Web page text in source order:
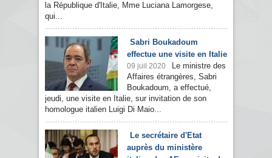
la République d'Italie, Mme Luciana Lamorgese,
qui...
Sabri Boukadoum
effectue une visite en Italie
09 juil 2020
Le ministre des
Affaires étrangères, Sabri
Boukadoum, a effectué,
jeudi, une visite en Italie, sur invitation de son
homologue italien Luigi Di Maio...
Le secrétaire d'Etat
auprès du ministère